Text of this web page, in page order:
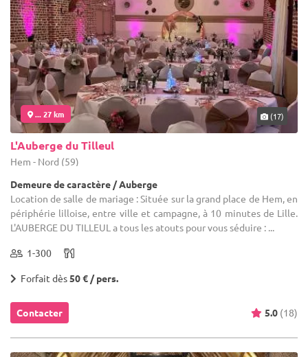
... 27 km (17)
L'Auberge du Tilleul
Hem - Nord (59)
Demeure de caractère / Auberge
Location de salle de mariage : Située sur la grand place de Hem, en
périphérie lilloise, entre ville et campagne, à 10 minutes de Lille.
L'AUBERGE DU TILLEUL a tous les atouts pour vous séduire : ...
1-300
Forfait dès 50 € / pers.
Contacter 5.0 (18)